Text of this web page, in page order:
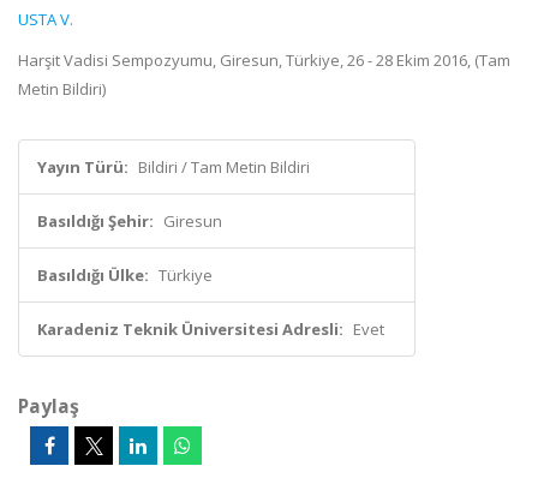
USTA V.
Harşit Vadisi Sempozyumu, Giresun, Türkiye, 26 - 28 Ekim 2016, (Tam
Metin Bildiri)
Yayın Türü: Bildiri / Tam Metin Bildiri
Basıldığı Şehir: Giresun
Basıldığı Ülke: Türkiye
Karadeniz Teknik Üniversitesi Adresli: Evet
Paylaş